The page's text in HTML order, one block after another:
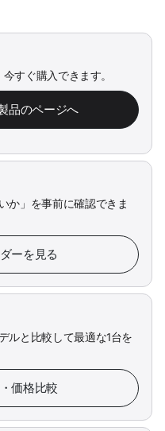
すぐ購入できます。
品のページへ
か」を事前に確認できま
ーを見る
ルと比較して最適な1台を
価格比較